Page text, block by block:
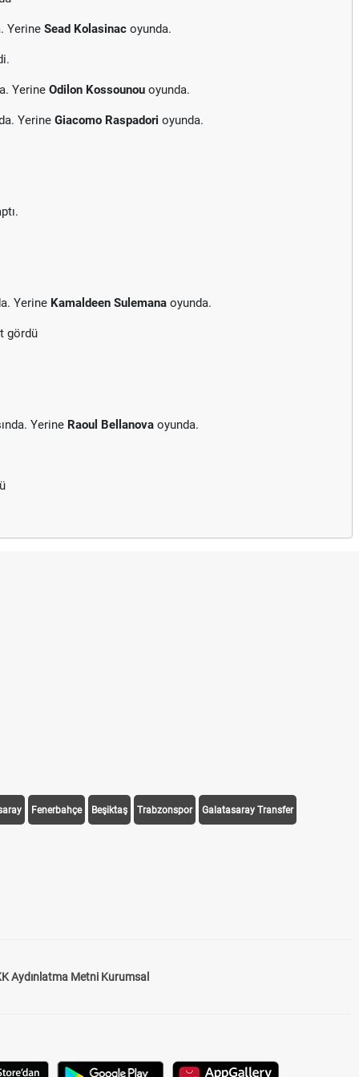
Yerine Sead Kolasinac oyunda.
Yerine Odilon Kossounou oyunda.
Yerine Giacomo Raspadori oyunda.
Yerine Kamaldeen Sulemana oyunda.
gördü
Yerine Raoul Bellanova oyunda.
Fenerbahçe Beşiktaş Trabzonspor Galatasaray Transfer
Aydınlatma Metni Kurumsal